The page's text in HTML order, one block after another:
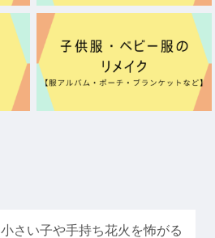
小さい子や手持ち花火を怖がる